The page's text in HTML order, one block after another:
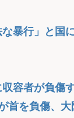
暴行」と国
容者が負傷
首を負傷、